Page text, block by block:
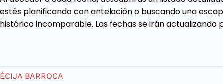
estés planificando con antelación o buscando una
histórico incomparable. Las fechas se irán
ÉCIJA BARROCA